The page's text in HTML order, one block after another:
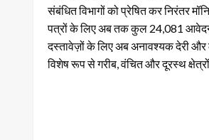
संबंधित विभागों को प्रेषित कर निरंतर
पत्रों के लिए अब तक कुल 24,081
दस्तावेज़ों के लिए अब अनावश्यक देरी और
विशेष रूप से गरीब, वंचित और दूरस्थ